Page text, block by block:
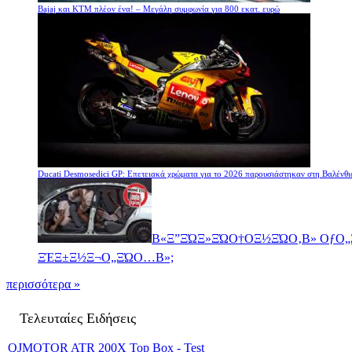
Bajaj και KTM πλέον ένα! – Μεγάλη συμφωνία για 800 εκατ. ευρώ
Ducati Desmosedici GP: Επετειακά χρώματα για το 2026 παρουσιάστηκαν στη
Β«Ξ”ΞΏΞ»ΞΏΟ†ΟΞ½ΞΏΟ‚Β»
ΞΈΞ±Ξ½Ξ¬Ο„ΞΏΟ…Β»;
περισσότερα »
Τελευταίες Ειδήσεις
QJMOTOR ATR 200X Top Box - Test